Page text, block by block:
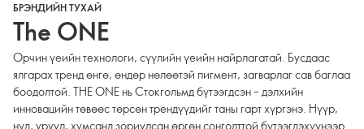
БРЭНДИЙН ТУХАЙ
The ONE
Орчин үеийн технологи, сүүлийн үеийн найрлагатай. Бусдаас
ялгарах тренд өнгө, өндөр нөлөөтэй пигмент, загварлаг сав баглаа
боодолтой. THE ONE нь Стокгольмд бүтээгдсэн – дэлхийн
инновацийн төвөөс төрсөн трендүүдийг таны гарт хүргэнэ. Нүүр,
нүд, уруул, хумсанд зориулсан өргөн сонголттой бүтээгдэхүүнээр